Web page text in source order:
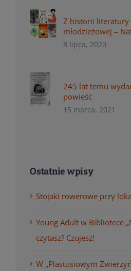
Z historii literatury
młodzieżowej –
8 lipca, 2020
245 lat temu
powieść
15 marca, 2021
Ostatnie wpisy
Stojaki rowerowe przy
Young Adult w Bibliotece
czytasz? Czujesz!
W „Plastusiowym